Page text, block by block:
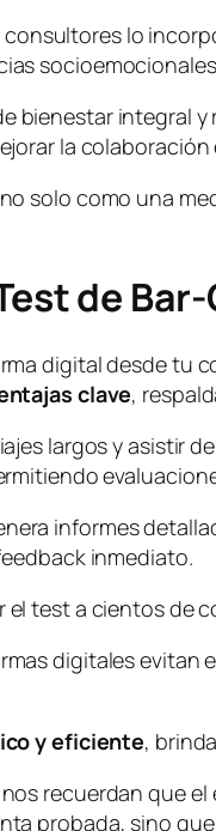
lo
bienestar integral y
la
solo como una
de
digital desde
clave,
largos y asistir
informes
inmediato.
el test a cientos de
digitales
y eficiente,
recuerdan que
probada, sino